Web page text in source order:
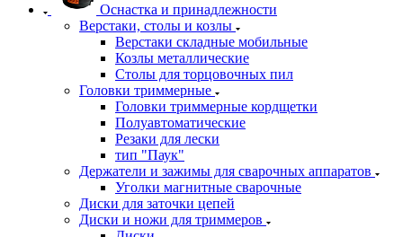
Оснастка и принадлежности
Верстаки, столы и козлы
Верстаки складные мобильные
Козлы металлические
Столы для торцовочных пил
Головки триммерные
Головки триммерные кордщетки
Полуавтоматические
Резаки для лески
тип "Паук"
Держатели и зажимы для сварочных аппаратов
Уголки магнитные сварочные
Диски для заточки цепей
Диски и ножи для триммеров